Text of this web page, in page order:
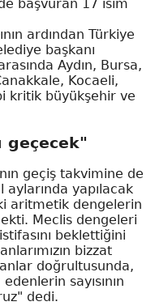
başvuran 17 isim
ardından Türkiye
başkanı
Aydın, Bursa,
Kocaeli,
kritik büyükşehir ve
geçecek"
geçiş takvimine de
yapılacak
aritmetik dengelerin
Meclis dengeleri
beklettiğini
bizzat
doğrultusunda,
sayısının
dedi.